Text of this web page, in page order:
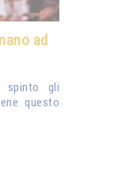
ad
spinto gli
questo